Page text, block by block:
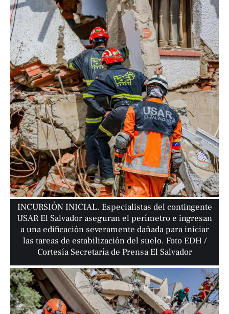
INCURSIÓN INICIAL. Especialistas del contingente
USAR El Salvador aseguran el perímetro e ingresan
a una edificación severamente dañada para iniciar
las tareas de estabilización del suelo. Foto EDH /
Cortesía Secretaría de Prensa El Salvador